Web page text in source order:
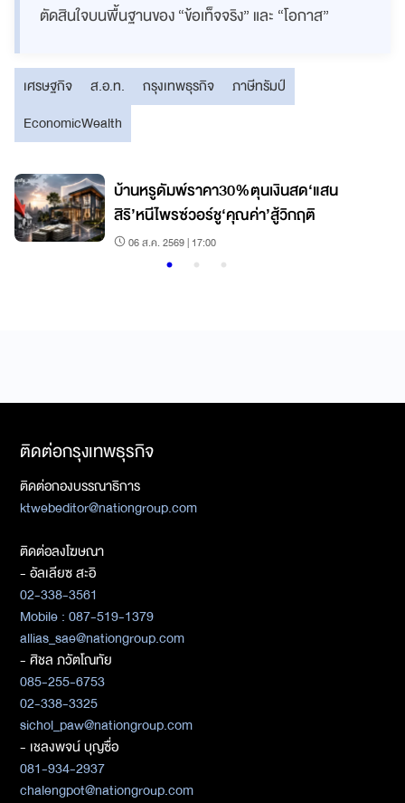
ตัดสินใจบนพื้นฐานของ “ข้อเท็จจริง” และ “โอกาส”
เศรษฐกิจ ส.อ.ท. กรุงเทพธุรกิจ
ภาษีทรัมป์
EconomicWealth
บ้านหรูดัมพ์ราคา30%ตุนเงินสด‘แสน
สิริ’หนีไพรซ์วอร์ชู‘คุณค่า’สู้วิกฤติ
06 ส.ค. 2569 | 17:00
ติดต่อกรุงเทพธุรกิจ
ติดต่อกองบรรณาธิการ
ktwebeditor@nationgroup.com
ติดต่อลงโฆษณา
- อัลเลียซ สะอิ
02-338-3561
Mobile : 087-519-1379
allias_sae@nationgroup.com
- ศิชล ภวัตโณทัย
085-255-6753
02-338-3325
sichol_paw@nationgroup.com
- เชลงพจน์ บุญซื่อ
081-934-2937
chalengpot@nationgroup.com